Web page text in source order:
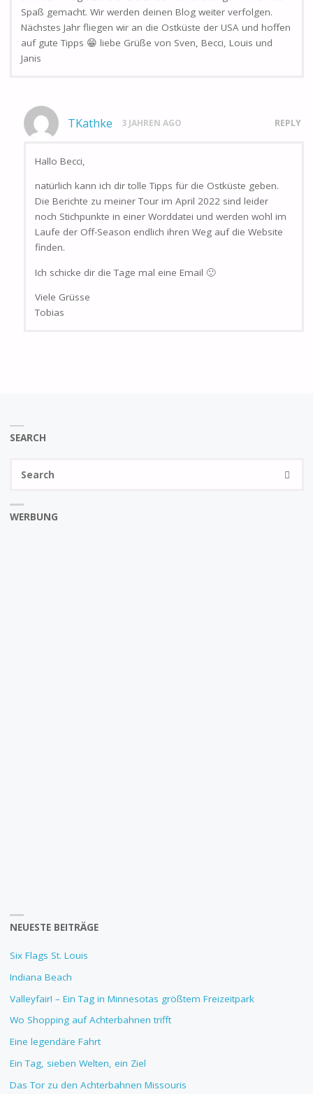
Spaß gemacht. Wir werden deinen Blog weiter verfolgen.
Nächstes Jahr fliegen wir an die Ostküste der USA und hoffen
auf gute Tipps 😁 liebe Grüße von Sven, Becci, Louis und
Janis
TKathke 3 JAHREN AGO REPLY
Hallo Becci,
natürlich kann ich dir tolle Tipps für die Ostküste geben.
Die Berichte zu meiner Tour im April 2022 sind leider
noch Stichpunkte in einer Worddatei und werden wohl im
Laufe der Off-Season endlich ihren Weg auf die Website
finden.
Ich schicke dir die Tage mal eine Email 🙂
Viele Grüsse
Tobias
SEARCH
WERBUNG
NEUESTE BEITRÄGE
Six Flags St. Louis
Indiana Beach
Valleyfair! – Ein Tag in Minnesotas größtem Freizeitpark
Wo Shopping auf Achterbahnen trifft
Eine legendäre Fahrt
Ein Tag, sieben Welten, ein Ziel
Das Tor zu den Achterbahnen Missouris